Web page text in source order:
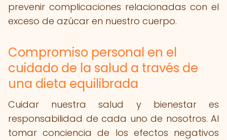
prevenir complicaciones relacionadas con el
exceso de azúcar en nuestro cuerpo.
Compromiso personal en el
cuidado de la salud a través de
una dieta equilibrada
Cuidar nuestra salud y bienestar es
responsabilidad de cada uno de nosotros. Al
tomar conciencia de los efectos negativos